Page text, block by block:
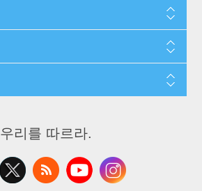
우리를 따르라.